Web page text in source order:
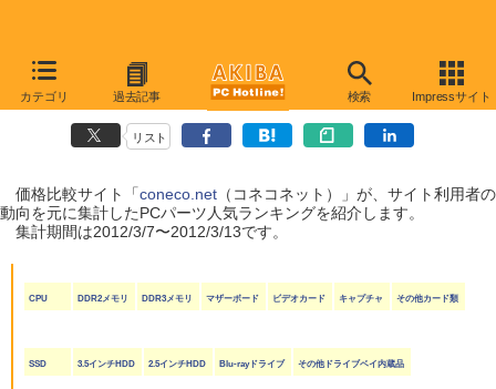
カテゴリ 過去記事 検索 Impressサイト
coneco.net人気ランキング（PCパーツ編）
（2012/3/7〜2012/3/13）
リスト
価格比較サイト「coneco.net（コネコネット）」が、サイト利用者の
動向を元に集計したPCパーツ人気ランキングを紹介します。
集計期間は2012/3/7〜2012/3/13です。
CPU DDR2メモリ DDR3メモリ マザーボード ビデオカード キャプチャ その他カード類
SSD 3.5インチHDD 2.5インチHDD Blu-rayドライブ その他ドライブベイ内蔵品